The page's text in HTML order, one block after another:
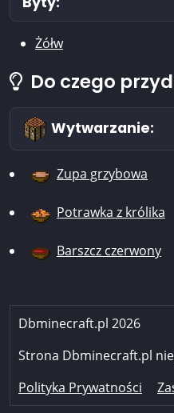
Żółw
Do czego
Wytwarzanie:
Zupa grzybowa
Potrawka z królika
Barszcz czerwony
Dbminecraft.pl 2026
Strona Dbminecraft.pl
Polityka Prywatności